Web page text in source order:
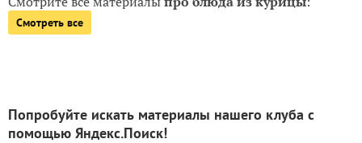
Смотреть все
Попробуйте искать материалы нашего клуба с
помощью Яндекс.Поиск!